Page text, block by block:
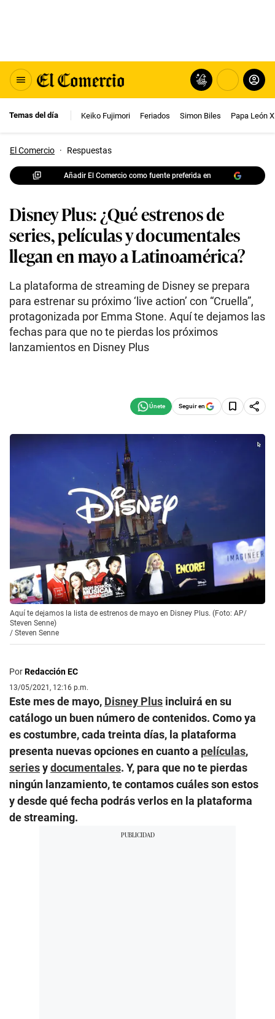
Temas del día Keiko Fujimori Feriados Simon Biles Papa León
El Comercio · Respuestas
Añadir El Comercio como fuente preferida en
Disney Plus: ¿Qué estrenos de
series, películas y documentales
llegan en mayo a Latinoamérica?
La plataforma de streaming de Disney se prepara
para estrenar su próximo ‘live action’ con “Cruella”,
protagonizada por Emma Stone. Aquí te dejamos las
fechas para que no te pierdas los próximos
lanzamientos en Disney Plus
Seguir en
Aquí te dejamos la lista de estrenos de mayo en Disney Plus. (Foto: AP/
Steven Senne)
/ Steven Senne
PorRedacción EC
13/05/2021, 12:16 p.m.
Este mes de mayo, Disney Plus incluirá en su
catálogo un buen número de contenidos. Como ya
es costumbre, cada treinta días, la plataforma
presenta nuevas opciones en cuanto a películas,
seriesydocumentales. Y, para que no te pierdas
ningún lanzamiento, te contamos cuáles son estos
y desde qué fecha podrás verlos en la plataforma
de streaming.